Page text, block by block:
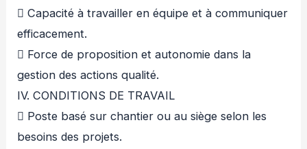
 Capacité à travailler en équipe et à communiquer
efficacement.
 Force de proposition et autonomie dans la
gestion des actions qualité.
IV. CONDITIONS DE TRAVAIL
 Poste basé sur chantier ou au siège selon les
besoins des projets.